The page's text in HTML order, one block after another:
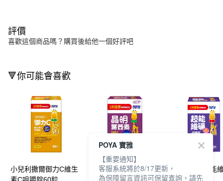
評價
喜歡這個商品嗎？購買後給他一個好評吧
🔻你可能會喜歡
小兒利撒爾御力C維生
小兒利撒爾晶明葉黃素
小兒利撒爾超能
POYA 寶雅
【重要通知】
客服系統將於8/17更新，
為保障留言資訊可保留查詢，請先